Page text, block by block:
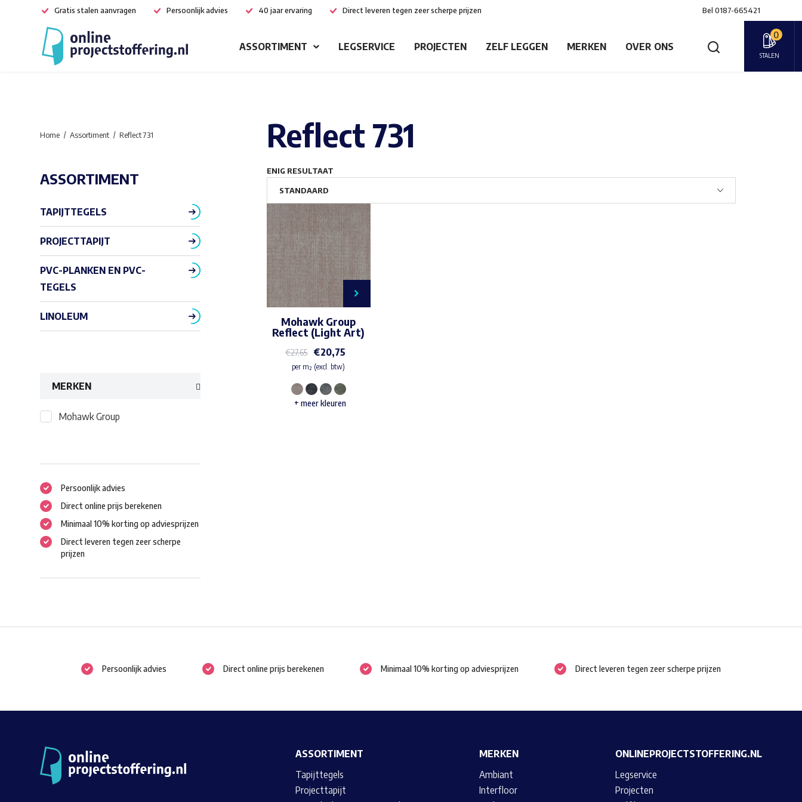
Gratis stalen aanvragen Persoonlijk advies 40 jaar ervaring Direct leveren tegen zeer scherpe prijzen Bel 0187-665421
ASSORTIMENT LEGSERVICE PROJECTEN ZELF LEGGEN MERKEN OVER ONS
0
STALEN
Reflect 731
ENIG RESULTAAT
Mohawk Group
Reflect (Light Art)
€27,65 €20,75
per m² (excl. btw)
Dit
+ meer kleuren
Home Assortiment Reflect 731
ASSORTIMENT
TAPIJTTEGELS
PROJECTTAPIJT
PVC-PLANKEN EN PVC-
TEGELS
LINOLEUM
MERKEN
Mohawk Group
Persoonlijk advies
Direct online prijs berekenen
Minimaal 10% korting op adviesprijzen
Direct leveren tegen zeer scherpe
prijzen
Persoonlijk advies Direct online prijs berekenen Minimaal 10% korting op adviesprijzen Direct leveren tegen zeer scherpe prijzen
ASSORTIMENT
Tapijttegels
Projecttapijt
MERKEN
Ambiant
Interfloor
ONLINEPROJECTSTOFFERING.NL
Legservice
Projecten